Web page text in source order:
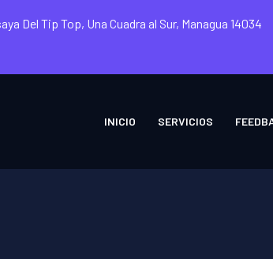
Del Tip Top, Una Cuadra al Sur, Managua 14034
INICIO SERVICIOS